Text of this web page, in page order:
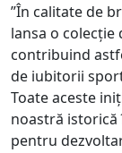
”În calitate de
lansa o colecție
contribuind
de iubitorii
Toate aceste
noastră
pentru